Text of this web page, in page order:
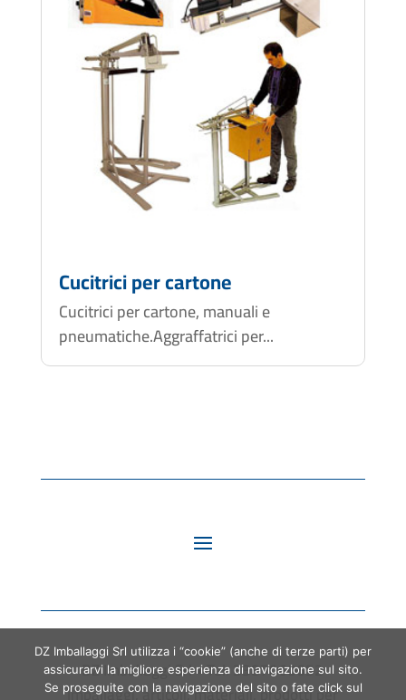
Cucitrici per cartone
Cucitrici per cartone, manuali e
pneumatiche.Aggraffatrici per...
DZ Imballaggi Srl • Tel. 3387060652
DZ Imballaggi Srl utilizza i “cookie” (anche di terze parti) per
assicurarvi la migliore esperienza di navigazione sul sito.
Se proseguite con la navigazione del sito o fate click sul